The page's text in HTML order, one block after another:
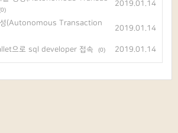
2019.01.14
성(Autonomous Transaction
2019.01.14
으로 sql developer 접속 (0) 2019.01.14